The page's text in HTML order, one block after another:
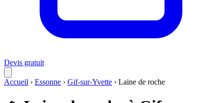
Devis gratuit
Accueil › Essonne › Gif-sur-Yvette › Laine de roche